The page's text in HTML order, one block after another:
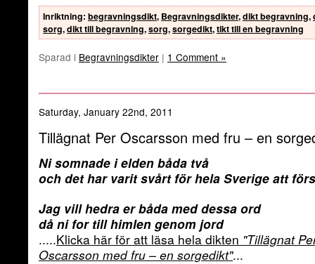
Inriktning: begravningsdikt, Begravningsdikter,dikt begravning,
sorg,dikt till begravning,sorg,sorgedikt,tikt till en begravning
Sparad i Begravningsdikter | 1 Comment »
Saturday, January 22nd, 2011
Tillägnat Per Oscarsson med fru – en
Ni somnade i elden båda två
och det har varit svårt för hela Sverige att
Jag vill hedra er båda med dessa ord
då ni for till himlen genom jord
.....Klicka här för att läsa hela dikten "Tillägnat
Oscarsson med fru – en sorgedikt"...